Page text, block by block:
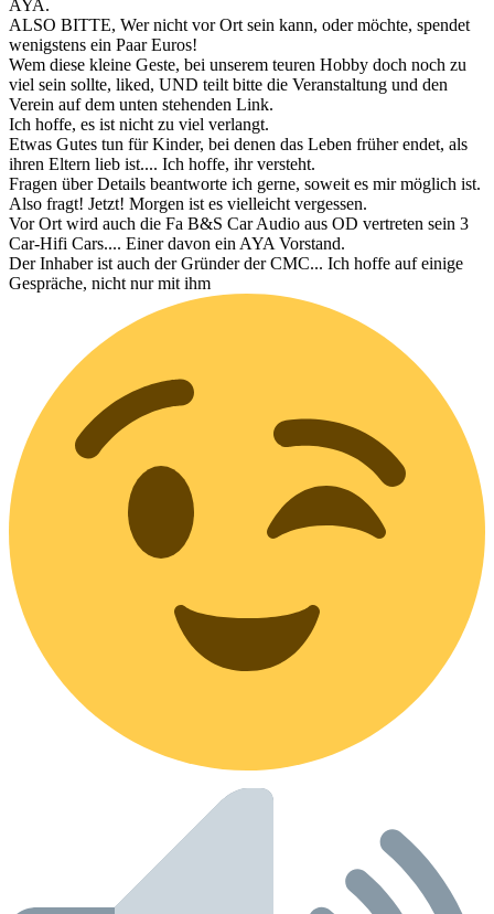
AYA.
ALSO BITTE, Wer nicht vor Ort sein kann, oder möchte, spendet
wenigstens ein Paar Euros!
Wem diese kleine Geste, bei unserem teuren Hobby doch noch zu
viel sein sollte, liked, UND teilt bitte die Veranstaltung und den
Verein auf dem unten stehenden Link.
Ich hoffe, es ist nicht zu viel verlangt.
Etwas Gutes tun für Kinder, bei denen das Leben früher endet, als
ihren Eltern lieb ist.... Ich hoffe, ihr versteht.
Fragen über Details beantworte ich gerne, soweit es mir möglich ist.
Also fragt! Jetzt! Morgen ist es vielleicht vergessen.
Vor Ort wird auch die Fa B&S Car Audio aus OD vertreten sein 3
Car-Hifi Cars.... Einer davon ein AYA Vorstand.
Der Inhaber ist auch der Gründer der CMC... Ich hoffe auf einige
Gespräche, nicht nur mit ihm